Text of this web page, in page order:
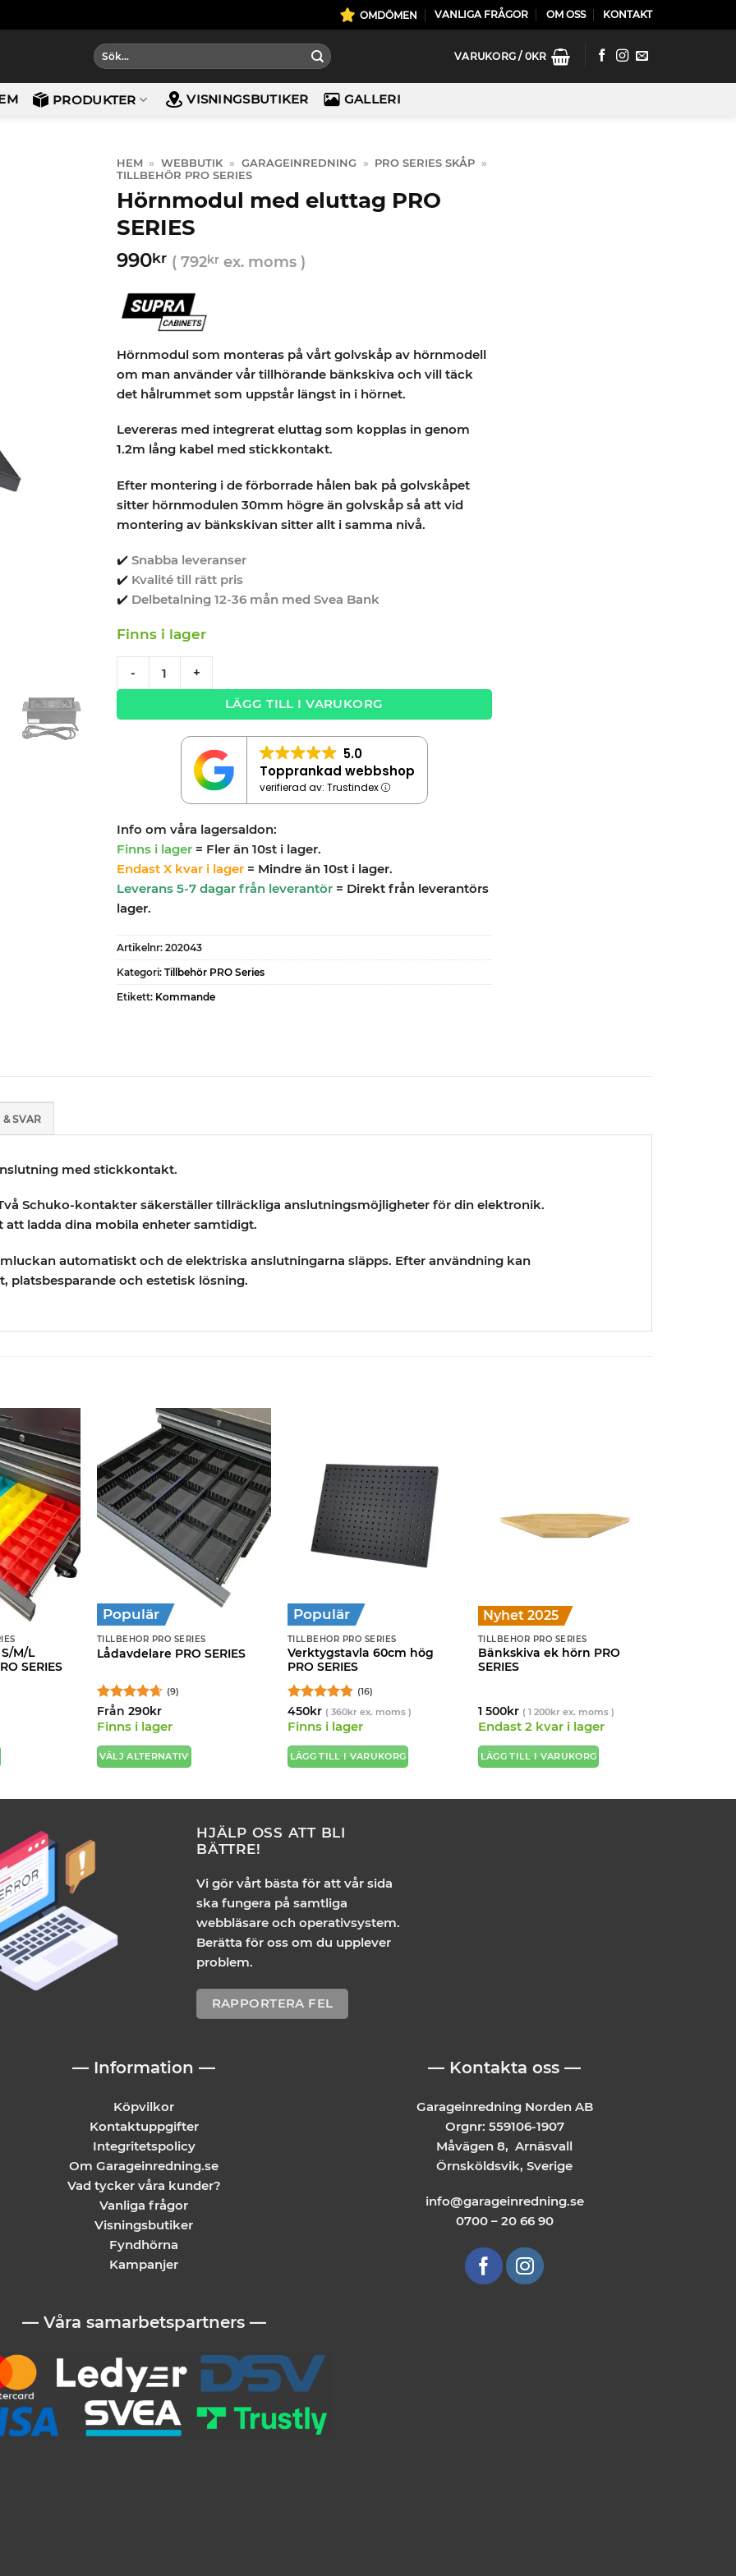
OMDÖMEN VANLIGA FRÅGOR OM OSS KONTAKT
Sök
efter:
VARUKORG / 0KR
PRODUKTER VISNINGSBUTIKER GALLERI
HEM » WEBBUTIK » GARAGEINREDNING » PRO SERIES SKÅP »
TILLBEHÖR PRO SERIES
Hörnmodul med eluttag PRO
SERIES
990kr ( 792krex. moms )
Hörnmodul som monteras på vårt golvskåp av hörnmodell
om man använder vår tillhörande bänkskiva och vill täck
det hålrummet som uppstår längst in i hörnet.
Levereras med integrerat eluttag som kopplas in genom
1.2m lång kabel med stickkontakt.
Efter montering i de förborrade hålen bak på golvskåpet
sitter hörnmodulen 30mm högre än golvskåp så att vid
montering av bänkskivan sitter allt i samma nivå.
✔️ Snabba leveranser
✔️ Kvalité till rätt pris
✔️ Delbetalning 12-36 mån med Svea Bank
Finns i lager
- +
LÄGG TILL I VARUKORG
5.0
Topprankad webbshop
verifierad av: Trustindex
Info om våra lagersaldon:
Finns i lager = Fler än 10st i lager.
Endast X kvar i lager = Mindre än 10st i lager.
Leverans 5-7 dagar från leverantör= Direkt från leverantörs
lager.
Artikelnr: 202043
Kategori: Tillbehör PRO Series
Etikett: Kommande
& SVAR
med stickkontakt.
Schuko-kontakter säkerställer tillräckliga anslutningsmöjligheter för din elektronik.
att ladda dina mobila enheter samtidigt.
automatiskt och de elektriska anslutningarna släpps. Efter användning kan
platsbesparande och estetisk lösning.
M/L
SERIES
Populär
TILLBEHÖR PRO SERIES
Lådavdelare PRO SERIES
Betygsatt
4.67av 5
(9)
Från 290kr
Finns i lager
VÄLJ ALTERNATIV
kan
väljas
Populär
TILLBEHÖR PRO SERIES
Verktygstavla 60cm hög
PRO SERIES
Betygsatt
4.88av 5
(16)
450kr ( 360krex. moms )
Finns i lager
LÄGG TILL I VARUKORG
Nyhet 2025
TILLBEHÖR PRO SERIES
Bänkskiva ek hörn PRO
SERIES
1 500kr ( 1 200krex. moms )
Endast 2 kvar i lager
LÄGG TILL I VARUKORG
HJÄLP OSS ATT BLI
BÄTTRE!
Vi gör vårt bästa för att vår sida
ska fungera på samtliga
webbläsare och operativsystem.
Berätta för oss om du upplever
problem.
RAPPORTERA FEL
— Information —
Köpvilkor
Kontaktuppgifter
Integritetspolicy
Om Garageinredning.se
Vad tycker våra kunder?
Vanliga frågor
Visningsbutiker
Fyndhörna
Kampanjer
— Våra samarbetspartners —
— Kontakta oss —
Garageinredning Norden AB
Orgnr: 559106-1907
Måvägen 8, Arnäsvall
Örnsköldsvik, Sverige
info@garageinredning.se
0700 – 20 66 90